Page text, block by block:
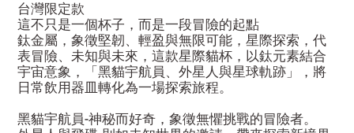
台灣限定款
這不只是一個杯子，而是一段冒險的起點
鈦金屬，象徵堅韌、輕盈與無限可能，星際探索，代
表冒險、未知與未來，這款星際貓杯，以鈦元素結合
宇宙意象，「黑貓宇航員、外星人與星球軌跡」，將
日常飲用器皿轉化為一場探索旅程。
黑貓宇航員-神秘而好奇，象徵無懼挑戰的冒險者。